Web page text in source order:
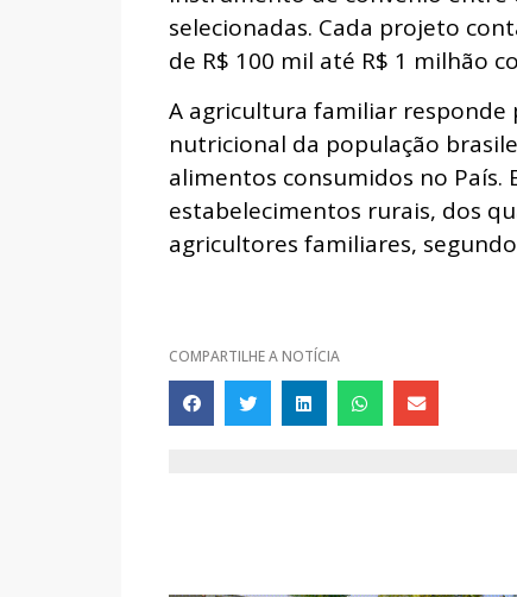
selecionadas. Cada projeto
de R$ 100 mil até R$ 1 milhão
A agricultura familiar
nutricional da população
alimentos consumidos no País.
estabelecimentos rurais, dos
agricultores familiares,
COMPARTILHE A NOTÍCIA